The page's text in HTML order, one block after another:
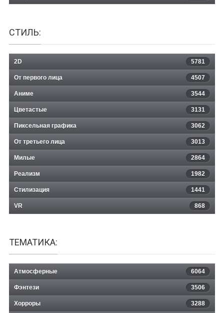
СТИЛЬ:
2D 5781
От первого лица 4507
Аниме 3544
Цветастые 3131
Пиксельная графика 3062
От третьего лица 3013
Милые 2864
Реализм 1982
Стилизация 1441
VR 868
ТЕМАТИКА:
Атмосферные 6064
Фэнтези 3506
Хорроры 3288